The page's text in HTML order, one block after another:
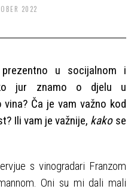
2022
u socijalnom i
jur znamo o djelu u
Ča je vam važno kod
Ili vam je važnije, kakose
s vinogradari Franzom
Oni su mi dali mali